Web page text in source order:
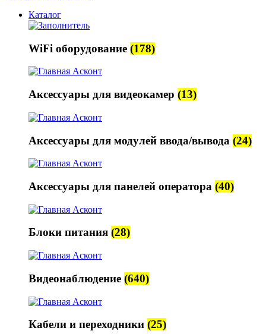
Каталог
WiFi оборудование (178)
Аксессуары для видеокамер (13)
Аксессуары для модулей ввода/вывода (24)
Аксессуары для панелей оператора (40)
Блоки питания (28)
Видеонаблюдение (640)
Кабели и переходники (25)